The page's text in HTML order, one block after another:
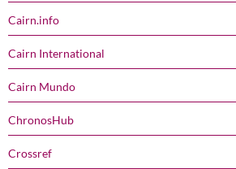
Cairn.info
Cairn International
Cairn Mundo
ChronosHub
Crossref